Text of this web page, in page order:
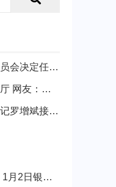
甘肃省人民代表大会常务委员会决定任免名单
大雪后东北小孩挖出三室一厅 网友：南方的娃很羡慕
海南省委常委、海口市委书记罗增斌接受中央纪委国家监委纪律审查和监察调查
2025年宁夏地震最新消息：1月2日银川发生4.8级地震